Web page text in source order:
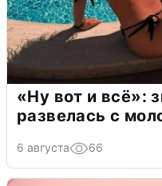
«Ну вот и всё»:
развелась с
6 августа 66